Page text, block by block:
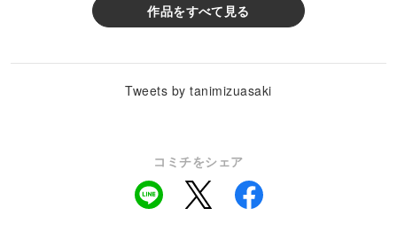
作品をすべて見る
Tweets by tanimizuasaki
コミチをシェア